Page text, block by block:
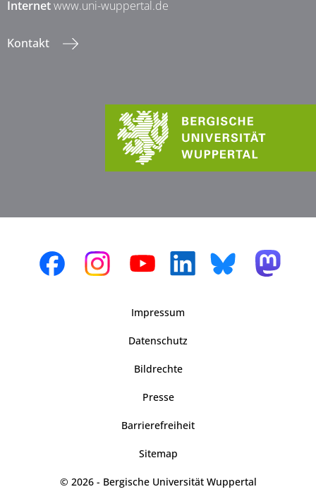
Internetwww.uni-wuppertal.de
Kontakt
Impressum
Datenschutz
Bildrechte
Presse
Barrierefreiheit
Sitemap
© 2026 - Bergische Universität Wuppertal